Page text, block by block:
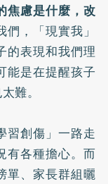
焦慮是什麼，改
，「現實我」
的表現和我們理
能是在提醒孩子
難。
習創傷」一路走
有各種擔心。而
單、家長群組曬